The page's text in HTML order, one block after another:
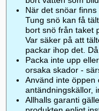
När det snöar
Tung snö kan få
bort snö från taket
Var säker på att
packar ihop det.
Packa inte upp
orsaka skador -
Använd inte öppen
antändningskällor,
Allhalls garanti